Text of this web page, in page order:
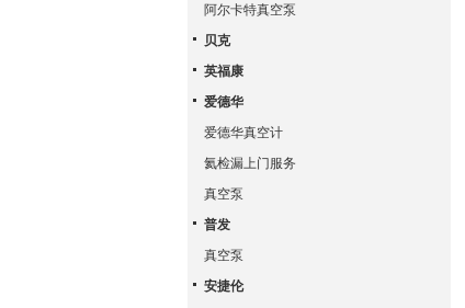
阿尔卡特真空泵
贝克
英福康
爱德华
爱德华真空计
氦检漏上门服务
真空泵
普发
真空泵
安捷伦